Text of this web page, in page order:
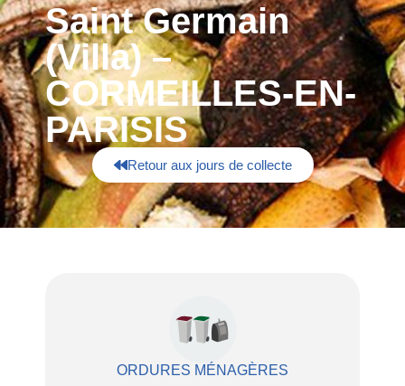
Retour aux jours de collecte
Saint Germain
(Villa) –
CORMEILLES-EN-
PARISIS
ORDURES MÉNAGÈRES